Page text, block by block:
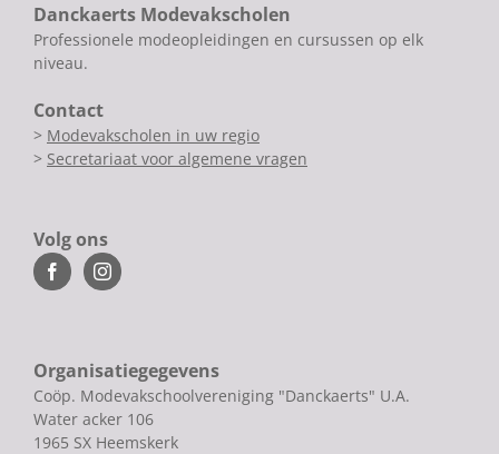
Danckaerts Modevakscholen
Professionele modeopleidingen en cursussen op elk
niveau.
Contact
> Modevakscholen in uw regio
> Secretariaat voor algemene vragen
Volg ons
Organisatiegegevens
Coöp. Modevakschoolvereniging "Danckaerts" U.A.
Water acker 106
1965 SX Heemskerk